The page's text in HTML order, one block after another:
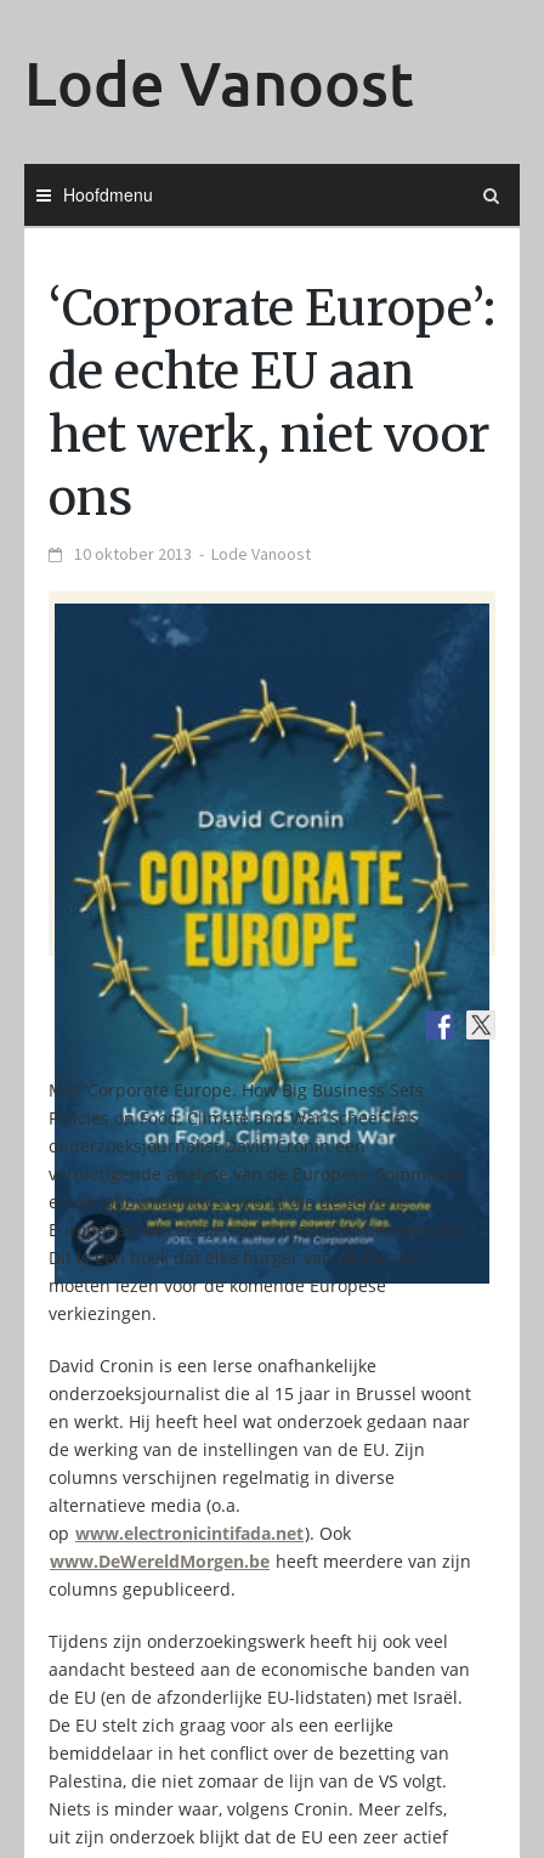
Lode Vanoost
Hoofdmenu
‘Corporate Europe’:
de echte EU aan
het werk, niet voor
ons
10 oktober 2013 - Lode Vanoost
Met ‘Corporate Europe. How Big Business Sets
Policies on Food, Climate and War’ scheef Iers
onderzoeksjournalist David Cronin een
vernietigende analyse van de Europese Commissie
en de lobbymachines errond die de gewone
Europeaan van al zijn rechten aan het beroven zijn.
Dit is een boek dat elke burger van de EU zou
moeten lezen voor de komende Europese
verkiezingen.
David Cronin is een Ierse onafhankelijke
onderzoeksjournalist die al 15 jaar in Brussel woont
en werkt. Hij heeft heel wat onderzoek gedaan naar
de werking van de instellingen van de EU. Zijn
columns verschijnen regelmatig in diverse
alternatieve media (o.a.
op www.electronicintifada.net). Ook
www.DeWereldMorgen.be heeft meerdere van zijn
columns gepubliceerd.
Tijdens zijn onderzoekingswerk heeft hij ook veel
aandacht besteed aan de economische banden van
de EU (en de afzonderlijke EU-lidstaten) met Israël.
De EU stelt zich graag voor als een eerlijke
bemiddelaar in het conflict over de bezetting van
Palestina, die niet zomaar de lijn van de VS volgt.
Niets is minder waar, volgens Cronin. Meer zelfs,
uit zijn onderzoek blijkt dat de EU een zeer actief